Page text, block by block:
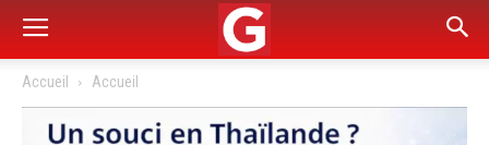
Accueil Accueil